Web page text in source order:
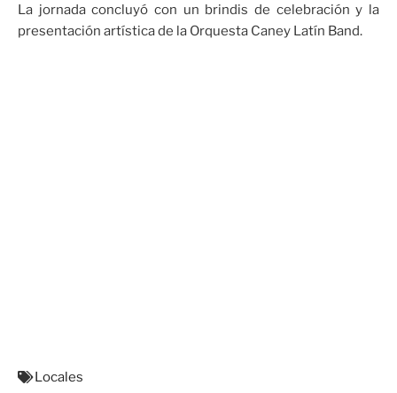
La jornada concluyó con un brindis de celebración y la
presentación artística de la Orquesta Caney Latín Band.
Locales